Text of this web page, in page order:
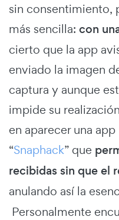
sin consentimiento,
más sencilla: con
cierto que la app
enviado la imagen
captura y aunque
impide su
en aparecer una
“Snaphack” que
recibidas sin que el
anulando así la
Personalmente